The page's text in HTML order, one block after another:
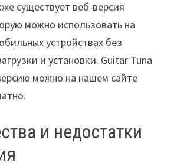
существует веб-версия
можно использовать на
устройствах без
и установки. Guitar Tuna
можно на нашем сайте
и недостатки